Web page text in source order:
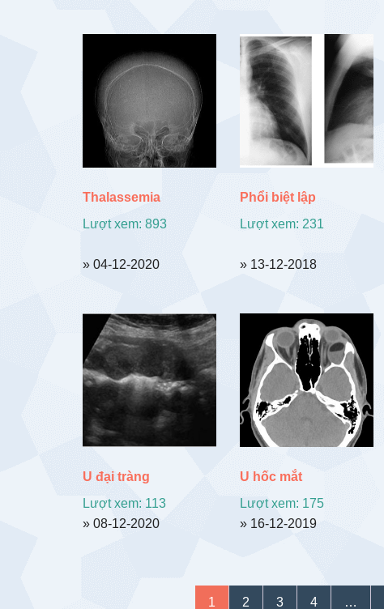
Thalassemia
Lượt xem: 893
» 04-12-2020
Phổi biệt lập
Lượt xem: 231
» 13-12-2018
U đại tràng
Lượt xem: 113
» 08-12-2020
U hốc mắt
Lượt xem: 175
» 16-12-2019
1 2 3 4 …